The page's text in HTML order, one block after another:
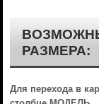
РАЗМЕРА:
Для перехода в